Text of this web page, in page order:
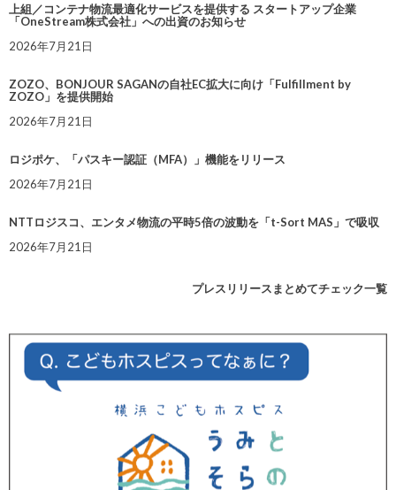
上組／コンテナ物流最適化サービスを提供する スタートアップ企業
「OneStream株式会社」への出資のお知らせ
2026年7月21日
ZOZO、BONJOUR SAGANの自社EC拡大に向け「Fulfillment by
ZOZO」を提供開始
2026年7月21日
ロジポケ、「パスキー認証（MFA）」機能をリリース
2026年7月21日
NTTロジスコ、エンタメ物流の平時5倍の波動を「t-Sort MAS」で吸収
2026年7月21日
プレスリリースまとめてチェック一覧